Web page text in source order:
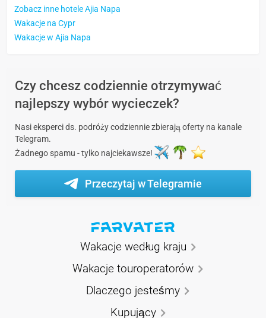
Zobacz inne hotele Ajia Napa
Wakacje na Cypr
Wakacje w Ajia Napa
Czy chcesz codziennie otrzymywać
najlepszy wybór wycieczek?
Nasi eksperci ds. podróży codziennie zbierają oferty na kanale
Telegram.
Żadnego spamu - tylko najciekawsze!
Przeczytaj w Telegramie
Wakacje według kraju
Wakacje touroperatorów
Dlaczego jesteśmy
Kupujący